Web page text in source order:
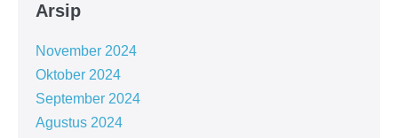
Arsip
November 2024
Oktober 2024
September 2024
Agustus 2024